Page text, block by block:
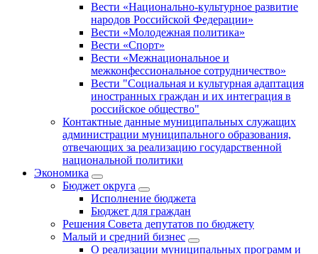
Вести «Национально-культурное развитие
народов Российской Федерации»
Вести «Молодежная политика»
Вести «Спорт»
Вести «Межнациональное и
межконфессиональное сотрудничество»
Вести "Социальная и культурная адаптация
иностранных граждан и их интеграция в
российское общество"
Контактные данные муниципальных служащих
администрации муниципального образования,
отвечающих за реализацию государственной
национальной политики
Экономика
Бюджет округa
Исполнение бюджета
Бюджет для граждан
Решения Совета депутатов по бюджету
Малый и средний бизнес
О реализации муниципальных программ и